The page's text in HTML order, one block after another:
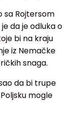
sa Rojtersom
da je odluka o
bi na kraju
iz Nemačke
snaga.
da bi trupe
mogle